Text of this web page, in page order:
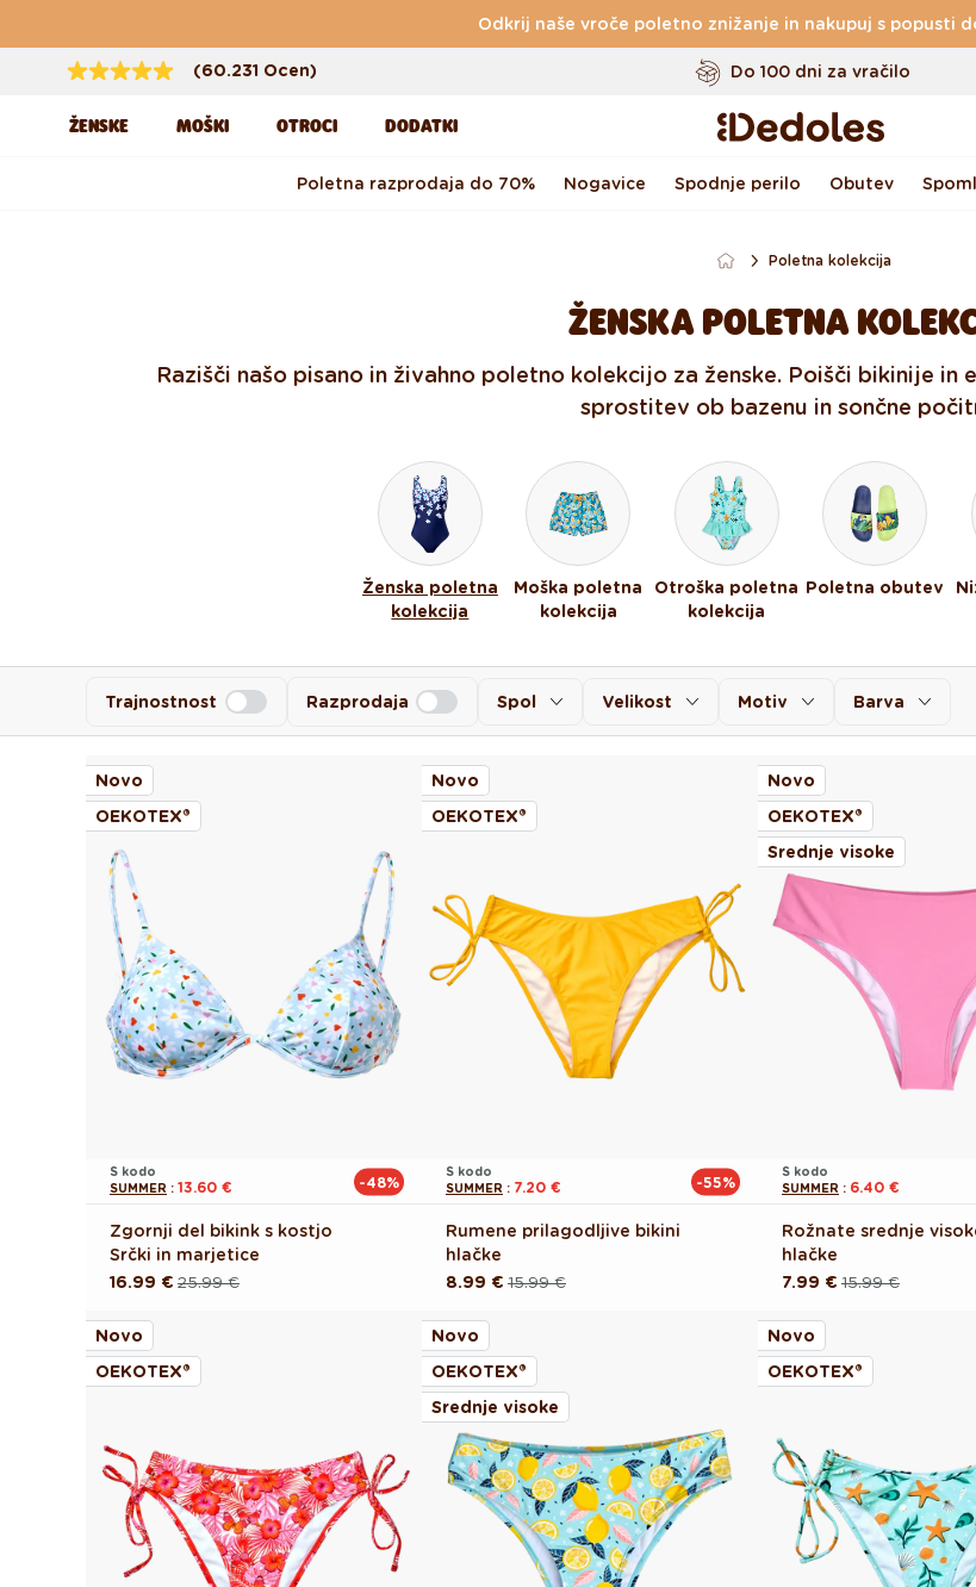
Odkrij naše vroče poletno znižanje in nakupuj s popusti
(60.231 Ocen)
Do 100 dni za vračilo
Izvirni dizajn ustvarjen pri nas
Hitro odpošiljanje v <48 urah
ŽENSKE MOŠKI OTROCI DODATKI
Poletna razprodaja do 70% Nogavice Spodnje perilo Obutev
Poletna kolekcija
ŽENSKA POLETNA
Razišči našo pisano in živahno poletno kolekcijo za ženske. Poišči bikinije in
sprostitev ob bazenu in sončne
Ženska poletna
kolekcija
Moška poletna
kolekcija
Otroška poletna
kolekcija
Poletna obutev
Spol Velikost Motiv Barva
Trajnostnost Razprodaja
Novo
OEKOTEX®
S kodo
SUMMER : 13.60 € -48%
Zgornji del bikink s kostjo
Srčki in marjetice
Redna
25.99 €
Akcijska
16.99 €
Novo
OEKOTEX®
S kodo
SUMMER : 7.20 € -55%
Rumene prilagodljive bikini
hlačke
Redna 15.99 €
Akcijska
8.99 €
Novo
OEKOTEX®
Srednje visoke
S kodo
SUMMER : 6.40 €
Rožnate srednje
hlačke
Redna 15.99 €
Akcijska
7.99 €
Novo
OEKOTEX®
Novo
OEKOTEX®
Srednje visoke
Novo
OEKOTEX®